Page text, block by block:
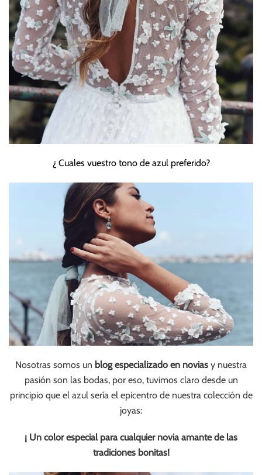
¿ Cuales vuestro tono de azul preferido?
Nosotras somos un blog especializado en novias y nuestra
pasión son las bodas, por eso, tuvimos claro desde un
principio que el azul sería el epicentro de nuestra colección de
joyas:
¡ Un color especial para cualquier novia amante de las
tradiciones bonitas!